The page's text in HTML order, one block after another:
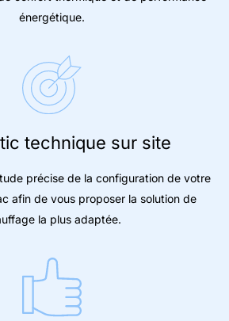
énergétique.
technique sur site
précise de la configuration de votre
afin de vous proposer la solution de
la plus adaptée.